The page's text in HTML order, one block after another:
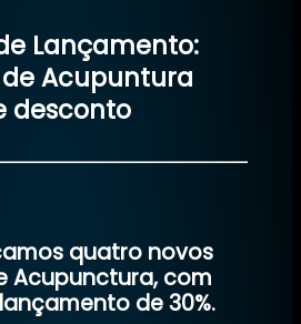
Lançamento:
Acupuntura
desconto
quatro novos
Acupunctura, com
de 30%.